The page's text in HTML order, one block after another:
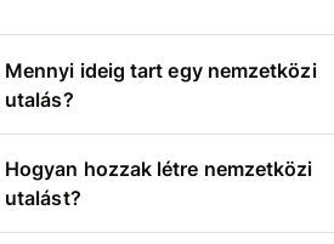
Mennyi ideig tart egy nemzetközi
utalás?
Hogyan hozzak létre nemzetközi
utalást?